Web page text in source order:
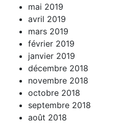
mai 2019
avril 2019
mars 2019
février 2019
janvier 2019
décembre 2018
novembre 2018
octobre 2018
septembre 2018
août 2018